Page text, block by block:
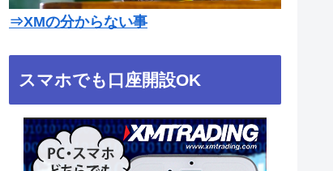
⇒XMの分からない事
スマホでも口座開設OK